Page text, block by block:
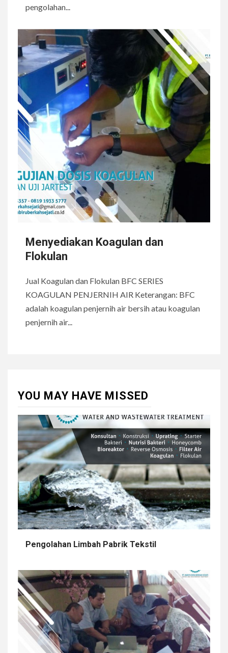
pengolahan...
Menyediakan Koagulan dan
Flokulan
Jual Koagulan dan Flokulan BFC SERIES
KOAGULAN PENJERNIH AIR Keterangan: BFC
adalah koagulan penjernih air bersih atau koagulan
penjernih air...
YOU MAY HAVE MISSED
Pengolahan Limbah Pabrik Tekstil